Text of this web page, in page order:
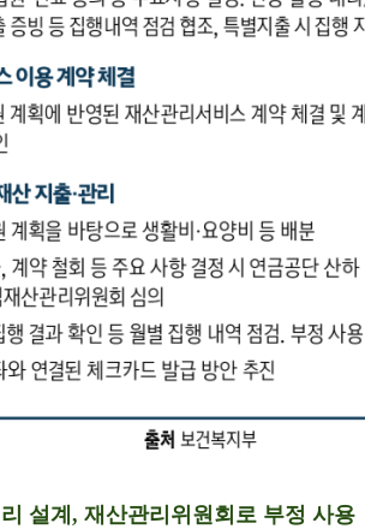
설계, 재산관리위원회로 부정 사용